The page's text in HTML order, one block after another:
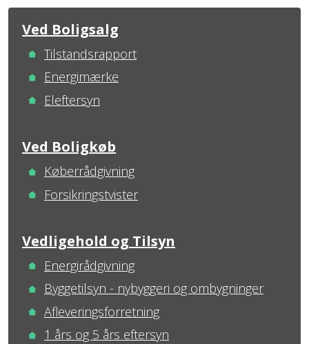
Ved Boligsalg
Tilstandsrapport
Energimærke
Eleftersyn
Ved Boligkøb
Køberrådgivning
Forsikringstvister
Vedligehold og Tilsyn
Energirådgivning
Byggetilsyn - nybyggeri og ombygninger
Afleveringsforretning
1 års og 5 års eftersyn